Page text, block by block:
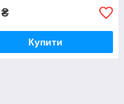
₴
Купити